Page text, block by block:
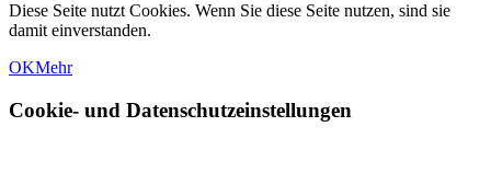
Diese Seite nutzt Cookies. Wenn Sie diese Seite nutzen, sind sie
damit einverstanden.
OKMehr
Cookie- und Datenschutzeinstellungen